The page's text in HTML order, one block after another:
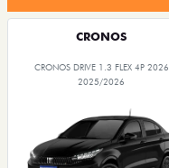
CRONOS
CRONOS DRIVE 1.3 FLEX 4P 2026
2025/2026